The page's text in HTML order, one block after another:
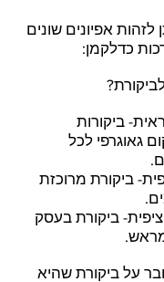
לזהות אפיונים שונים
כדלקמן:
ביקורות
גאוגרפי לכל
ביקורת מרוכזת
ביקורת בעסק
על ביקורת שהיא